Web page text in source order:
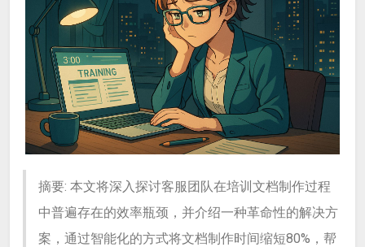
摘要: 本文将深入探讨客服团队在培训文档制作过程
中普遍存在的效率瓶颈，并介绍一种革命性的解决方
案，通过智能化的方式将文档制作时间缩短80%，帮